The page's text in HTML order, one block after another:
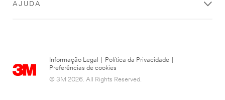
AJUDA
Informação Legal Política da Privacidade
Preferências de cookies
© 3M 2026. All Rights Reserved.